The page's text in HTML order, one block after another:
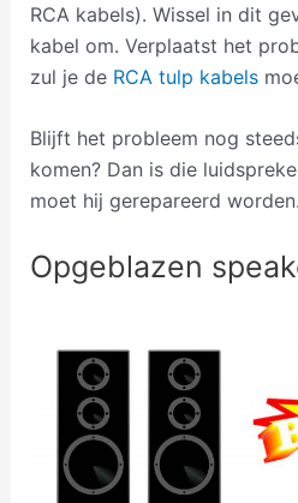
RCA kabels). Wissel in dit
kabel om. Verplaatst het
zul je de RCA tulp kabels
Blijft het probleem nog
komen? Dan is die
moet hij gerepareerd worden.
Opgeblazen